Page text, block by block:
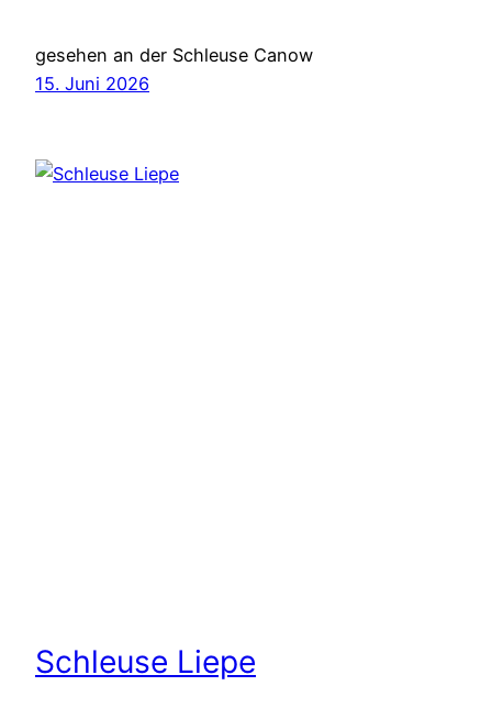
gesehen an der Schleuse Canow
15. Juni 2026
Schleuse Liepe